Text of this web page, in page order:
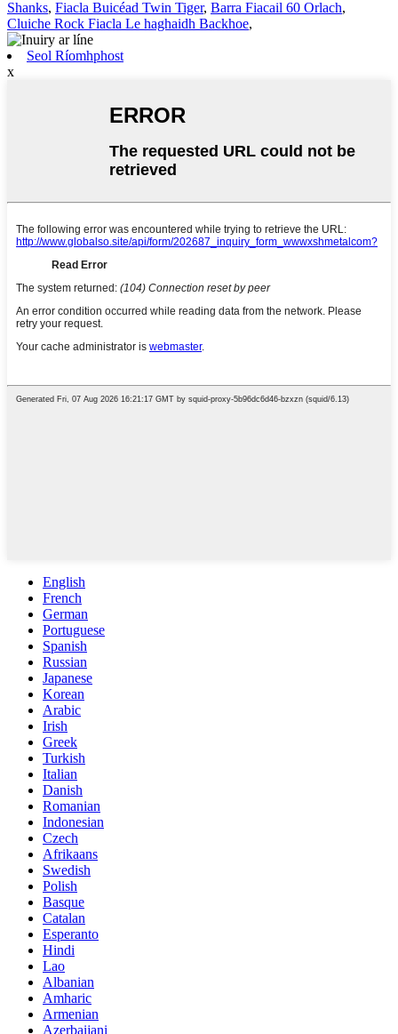
Shanks, Fiacla Buicéad Twin Tiger, Barra Fiacail 60 Orlach,
Cluiche Rock Fiacla Le haghaidh Backhoe,
Seol Ríomhphost
x
English
French
German
Portuguese
Spanish
Russian
Japanese
Korean
Arabic
Irish
Greek
Turkish
Italian
Danish
Romanian
Indonesian
Czech
Afrikaans
Swedish
Polish
Basque
Catalan
Esperanto
Hindi
Lao
Albanian
Amharic
Armenian
Azerbaijani